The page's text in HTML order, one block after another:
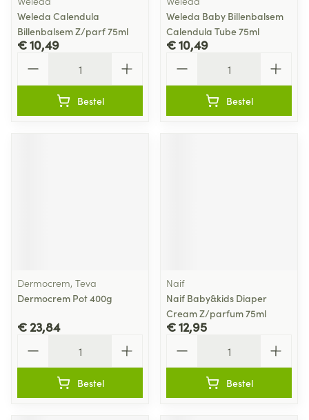
Weleda Calendula
Billenbalsem Z/parf 75ml
€ 10,49
Bestel
Weleda Baby Billenbalsem
Calendula Tube 75ml
€ 10,49
Bestel
Dermocrem, Teva
Dermocrem Pot 400g
€ 23,84
Bestel
Naif
Naif Baby&kids Diaper
Cream Z/parfum 75ml
€ 12,95
Bestel